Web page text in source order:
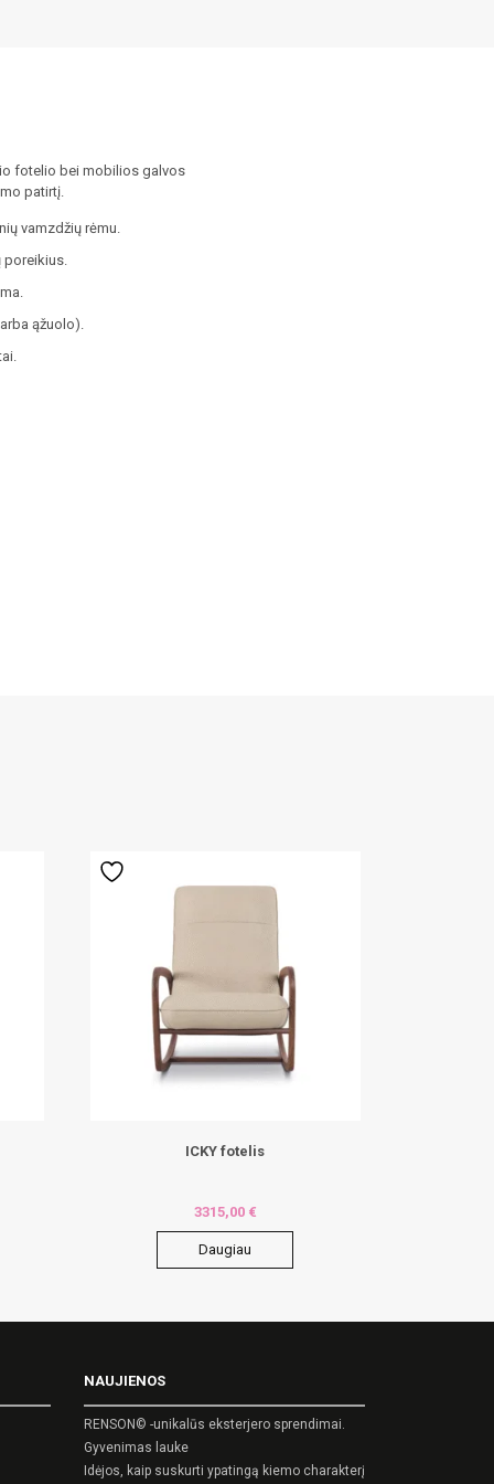
fotelio bei mobilios galvos
patirtį.
vamzdžių rėmu.
ąžuolo).
ICKY fotelis
3315,00 €
Daugiau
NAUJIENOS
RENSON© -unikalūs eksterjero sprendimai.
Gyvenimas lauke
Idėjos, kaip suskurti ypatingą kiemo charakterį